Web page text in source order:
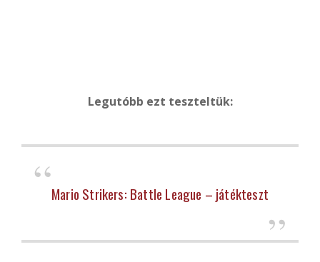
Legutóbb ezt teszteltük:
Mario Strikers: Battle League – játékteszt